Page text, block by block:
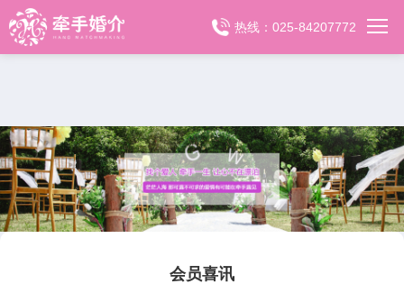
热线：025-84207772
会员喜讯